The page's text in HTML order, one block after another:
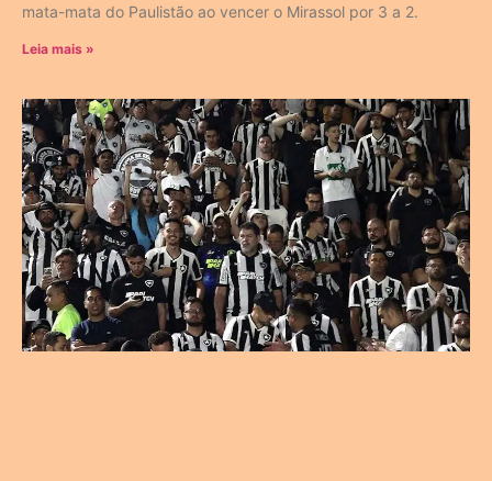
mata-mata do Paulistão ao vencer o Mirassol por 3 a 2.
Leia mais »